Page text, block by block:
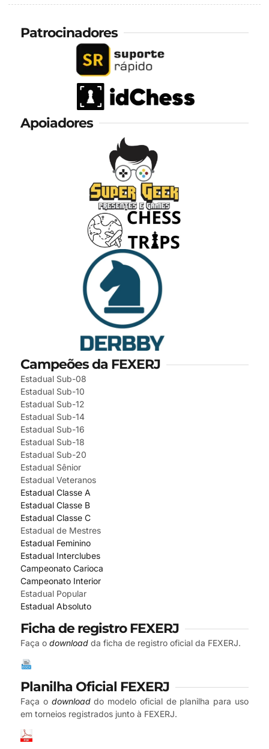
Patrocinadores
Apoiadores
Campeões da FEXERJ
Estadual Sub-08
Estadual Sub-10
Estadual Sub-12
Estadual Sub-14
Estadual Sub-16
Estadual Sub-18
Estadual Sub-20
Estadual Sênior
Estadual Veteranos
Estadual Classe A
Estadual Classe B
Estadual Classe C
Estadual de Mestres
Estadual Feminino
Estadual Interclubes
Campeonato Carioca
Campeonato Interior
Estadual Popular
Estadual Absoluto
Ficha de registro FEXERJ
Faça o download da ficha de registro oficial da FEXERJ.
Planilha Oficial FEXERJ
Faça o downloaddo modelo oficial de planilha para uso
em torneios registrados junto à FEXERJ.